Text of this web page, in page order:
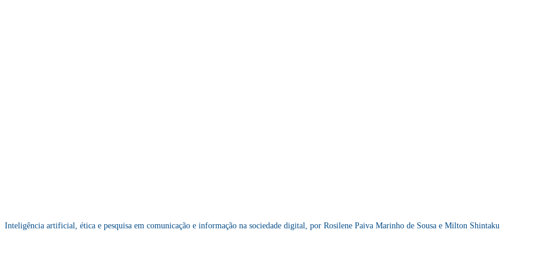
Inteligência artificial, ética e pesquisa em comunicação e informação na sociedade digital, por Rosilene Paiva Marinho de Sousa e Milton Shintaku